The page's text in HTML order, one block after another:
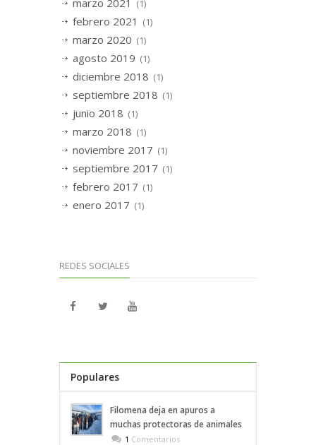
marzo 2021 (1)
febrero 2021 (1)
marzo 2020 (1)
agosto 2019 (1)
diciembre 2018 (1)
septiembre 2018 (1)
junio 2018 (1)
marzo 2018 (1)
noviembre 2017 (1)
septiembre 2017 (1)
febrero 2017 (1)
enero 2017 (1)
REDES SOCIALES
Populares
RecientesFilomena deja en apuros a
muchas protectoras de animales
1 Comentarios